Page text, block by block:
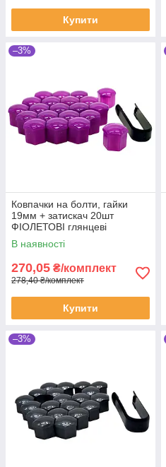
Купити
–3%
Ковпачки на болти, гайки
19мм + затискач 20шт
ФІОЛЕТОВІ глянцеві
В наявності
270,05 ₴/комплект
278,40 ₴/комплект
Купити
–3%